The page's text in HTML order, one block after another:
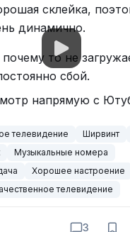
склейка,
динамично.
то не
сбой.
напрямую с
телевидение Ширвинт
Музыкальные номера
Хорошее настроение
телевидение
3